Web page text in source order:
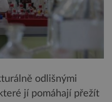
odlišnými
jí pomáhají přežít